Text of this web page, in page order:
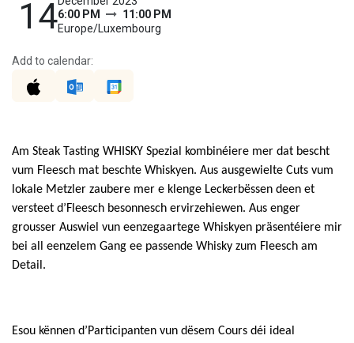
146:00 PM
11:00 PM
Europe/Luxembourg
Add to calendar:
Am Steak Tasting WHISKY Spezial kombinéiere mer dat bescht
vum Fleesch mat beschte Whiskyen. Aus ausgewielte Cuts vum
lokale Metzler zaubere mer e klenge Leckerbëssen deen et
versteet d’Fleesch besonnesch ervirzehiewen. Aus enger
grousser Auswiel vun eenzegaartege Whiskyen präsentéiere mir
bei all eenzelem Gang ee passende Whisky zum Fleesch am
Detail.
Esou kënnen d’Participanten vun dësem Cours déi ideal